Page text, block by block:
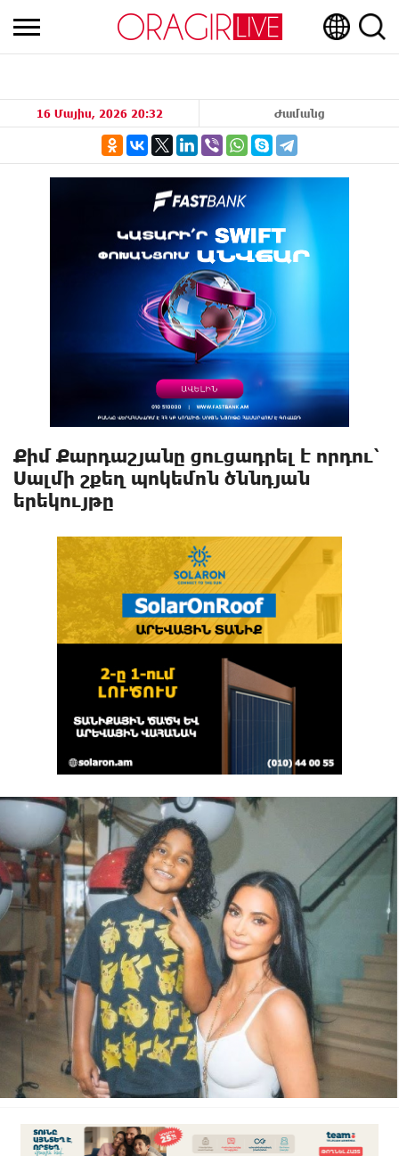
16 Մայիս, 2026 20:32 Ժամանց
Քիմ Քարդաշյանը ցուցադրել է որդու՝
Սալմի շքեղ պոկեմոն ծննդյան
երեկույթը